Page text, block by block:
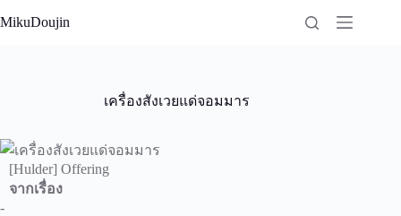
to
MikuDoujin
เครื่องสังเวยแด่จอมมาร
[Hulder] Offering
จากเรื่อง
-